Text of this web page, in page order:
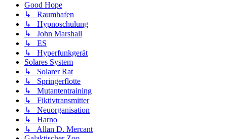
Good Hope
↳ Raumhafen
↳ Hypnoschulung
↳ John Marshall
↳ ES
↳ Hyperfunkgerät
Solares System
↳ Solarer Rat
↳ Springerflotte
↳ Mutantentraining
↳ Fiktivtransmitter
↳ Neuorganisation
↳ Harno
↳ Allan D. Mercant